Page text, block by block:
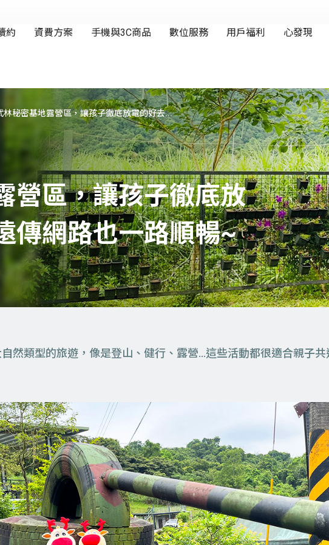
林秘密基地露營區，讓孩子徹底放電的好去...
營區，讓孩子徹底放
傳網路也一路順暢~
然類型的旅遊，像是登山、健行、露營…這些活動都很適合親子